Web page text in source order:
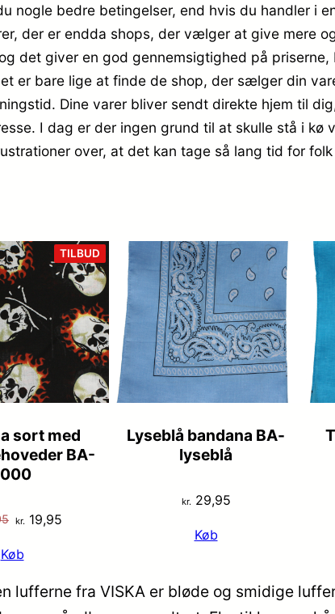
nogle bedre betingelser, end hvis du handler i
der er endda shops, der vælger at give mere
det giver en god gennemsigtighed på
er bare lige at finde de shop, der sælger din
Dine varer bliver sendt direkte hjem til
I dag er der ingen grund til at skulle stå i kø
over, at det kan tage så lang tid for
TILBUD
PÅ
TILBUD
sort med
BA-
Den
pris
var:
kr. 29,95.
kr. 19,95
er:
kr. 19,95.
Køb
Lyseblå bandana BA-
lyseblå
kr.29,95
Køb
lufferne fra VISKA er bløde og smidige